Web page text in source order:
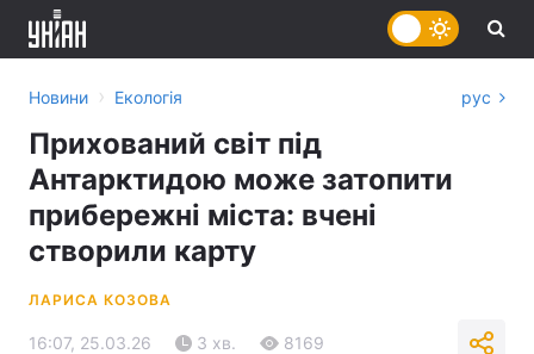
Новини › Екологія рус
Прихований світ під
Антарктидою може затопити
прибережні міста: вчені
створили карту
ЛАРИСА КОЗОВА
16:07, 25.03.26 3 хв. 8169